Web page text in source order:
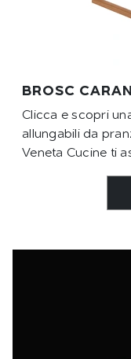
BROSC
Clicca e scopri
allungabili da
Veneta Cucine ti